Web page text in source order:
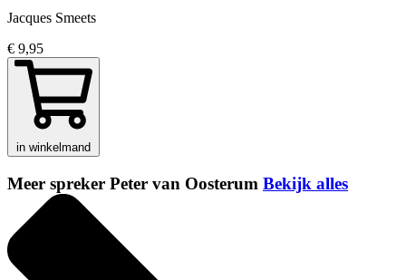
Jacques Smeets
€ 9,95
in winkelmand
Meer spreker Peter van Oosterum Bekijk alles